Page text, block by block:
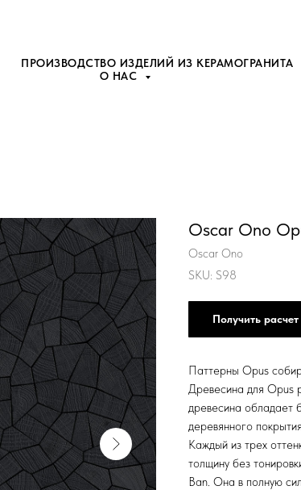
ПРОИЗВОДСТВО ИЗДЕЛИЙ ИЗ КЕРАМОГРАНИТА
О НАС
Oscar Ono
Oscar Ono
SKU: S98
Получить расчет
Паттерны Opus
Древесина для Opus
древесина обладает
деревянного
Каждый из трех
толщину без
Ban. Она в полную